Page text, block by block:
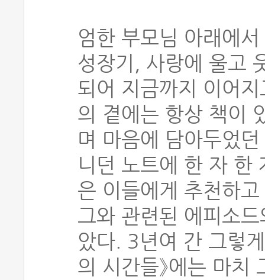
엄한 부모님 아래에
성장기, 사랑에 울고
되어 지금까지 이어
의 곁에는 항상 책이
며 마음에 담아두었
니던 노트에 한 자 한
은 이들에게 추천하
그와 관련된 에피소
았다. 3년여 간 그렇
의 시간들》에는 마치